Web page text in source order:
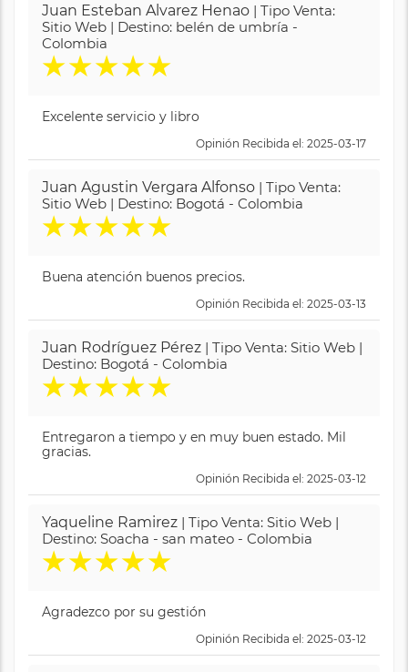
Juan Esteban Alvarez Henao | Tipo Venta:
Sitio Web | Destino: belén de umbría -
Colombia
★★★★★
Excelente servicio y libro
Opinión Recibida el: 2025-03-17
Juan Agustin Vergara Alfonso | Tipo Venta:
Sitio Web | Destino: Bogotá - Colombia
★★★★★
Buena atención buenos precios.
Opinión Recibida el: 2025-03-13
Juan Rodríguez Pérez | Tipo Venta: Sitio Web |
Destino: Bogotá - Colombia
★★★★★
Entregaron a tiempo y en muy buen estado. Mil
gracias.
Opinión Recibida el: 2025-03-12
Yaqueline Ramirez | Tipo Venta: Sitio Web |
Destino: Soacha - san mateo - Colombia
★★★★★
Agradezco por su gestión
Opinión Recibida el: 2025-03-12